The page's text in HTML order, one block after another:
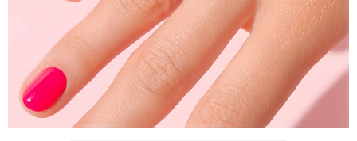
Designs
SELECTION